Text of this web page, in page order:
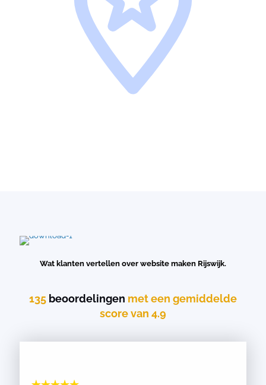
Wat klanten vertellen over website maken Rijswijk.
135 beoordelingen met een gemiddelde
score van 4.9